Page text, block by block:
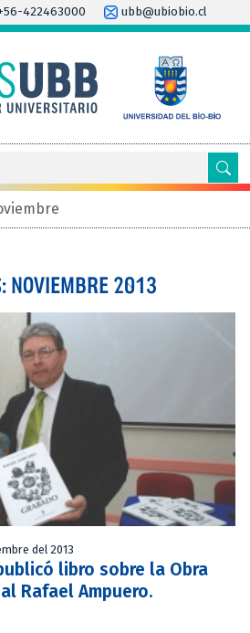
422463000 ubb@ubiobio.cl
NOVIEMBRE 2013
del 2013
libro sobre la Obra
Rafael Ampuero.